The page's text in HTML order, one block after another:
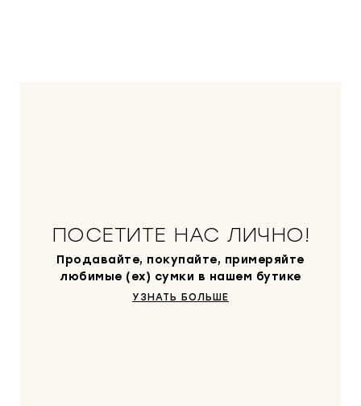
ПОСЕТИТЕ НАС ЛИЧНО!
Продавайте, покупайте, примеряйте
любимые (ex) сумки в нашем бутике
УЗНАТЬ БОЛЬШЕ